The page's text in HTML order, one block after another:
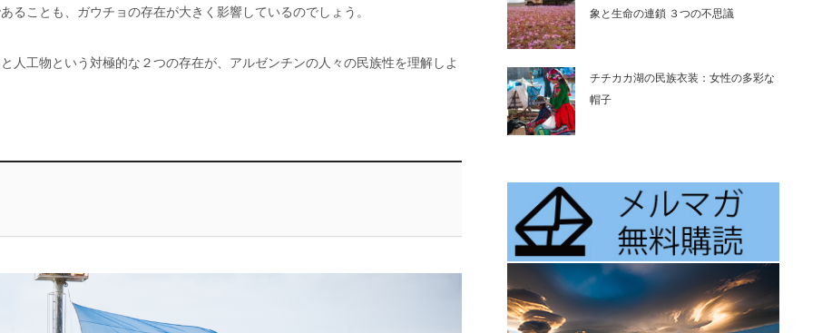
ことも、ガウチョの存在が大きく影響しているのでしょう。
人工物という対極的な２つの存在が、アルゼンチンの人々の民族性を理解しよ
象と生命の連鎖 ３つの不思議
チチカカ湖の民族衣装：女性の多彩な
帽子